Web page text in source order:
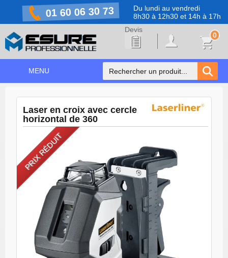
01 60 06 30 73
Du lundi au vendredi
8h30 à 12h30 et 14h à 17h
0
MENU
NOS PRODUITS
NOS MARQUES
NOS PROMOTIONS
PRÉVENTION COVID-19
Laser en croix avec cercle
horizontal de 360
PRIX RÉDUIT